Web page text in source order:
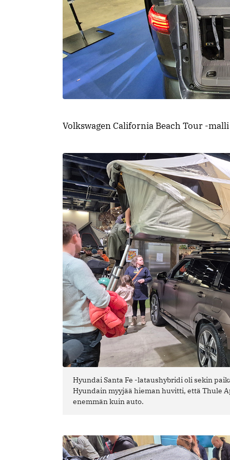
Volkswagen California Beach Tour -
Hyundai Santa Fe -lataushybridi oli sekin
Hyundain myyjää hieman huvitti, että Thule
enemmän kuin auto.